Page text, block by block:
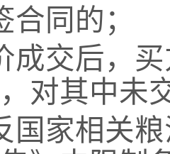
合同的；
成交后，
对其中未
国家相关